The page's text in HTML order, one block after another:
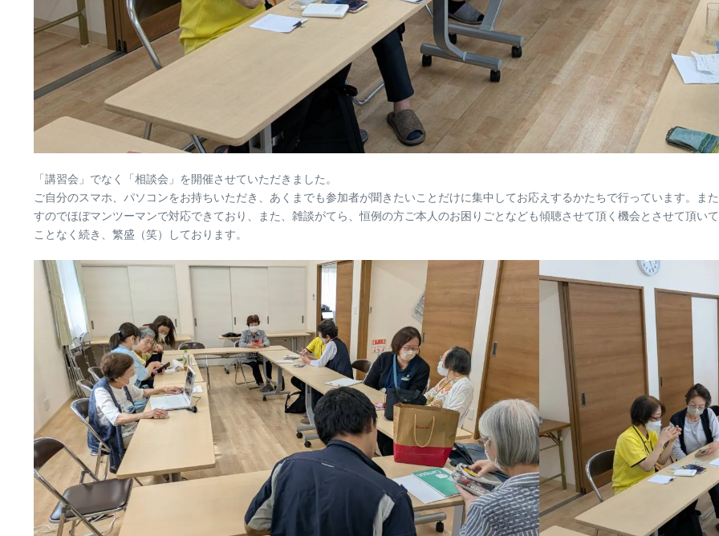
「講習会」でなく「相談会」を開催させていただきました。
ご自分のスマホ、パソコンをお持ちいただき、あくまでも参加者が聞きたいことだけに集中してお応えするかたちで行っています。ま
すのでほぼマンツーマンで対応できており、また、雑談がてら、恒例の方ご本人のお困りごとなども傾聴させて頂く機会とさせて頂い
ことなく続き、繁盛（笑）しております。